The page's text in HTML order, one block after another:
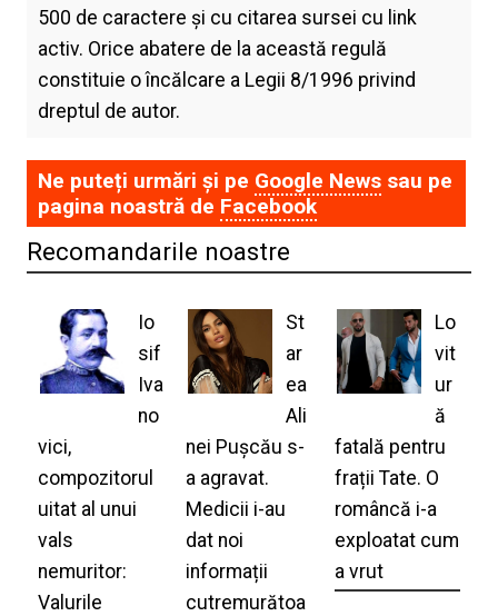
500 de caractere și cu citarea sursei cu link
activ. Orice abatere de la această regulă
constituie o încălcare a Legii 8/1996 privind
dreptul de autor.
Ne puteți urmări și pe Google Newssau pe
pagina noastră de Facebook
Recomandarile noastre
Io
sif
Iva
no
vici,
compozitorul
uitat al unui
vals
nemuritor:
Valurile
St
ar
ea
Ali
nei Pușcău s-
a agravat.
Medicii i-au
dat noi
informații
cutremurătoa
Lo
vit
ur
ă
fatală pentru
frații Tate. O
româncă i-a
exploatat cum
a vrut